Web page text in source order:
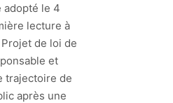
adopté le 4
lecture à
Projet de loi de
et
trajectoire de
après une